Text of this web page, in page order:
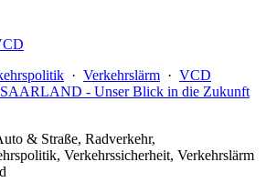
· Verkehrslärm · VCD
- Unser Blick in die Zukunft
& Straße, Radverkehr,
Verkehrssicherheit, Verkehrslärm